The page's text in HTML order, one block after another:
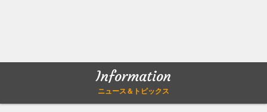
Information
ニュース＆トピックス